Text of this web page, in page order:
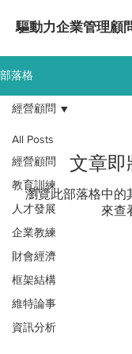
驅動力企業管理顧
部落格
All Posts
經營顧問
教育訓練
人才發展
企業教練
財會經濟
框架結構
維特論事
資訊分析
經營顧問
文章即
瀏覽此部落格中的
來查
顧問講師 林萬元
Copyright © 2020, 驅動力